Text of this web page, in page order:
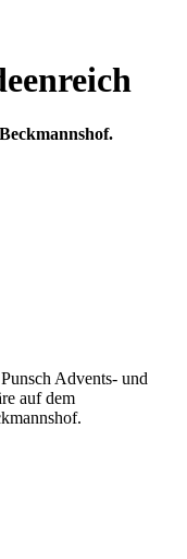
Advents- und
auf dem